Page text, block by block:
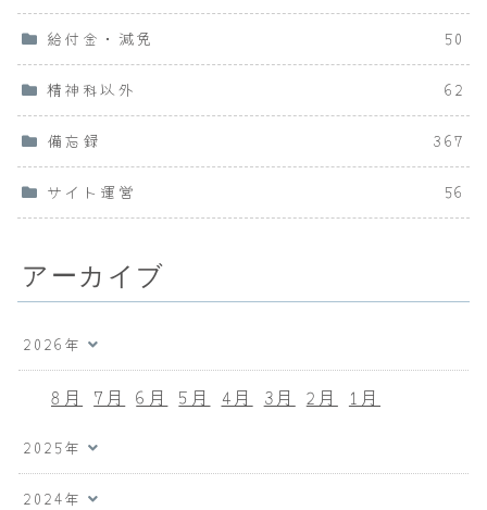
給付金・減免 50
精神科以外 62
備忘録 367
サイト運営 56
アーカイブ
2026年
8月 7月 6月 5月 4月 3月 2月 1月
2025年
2024年